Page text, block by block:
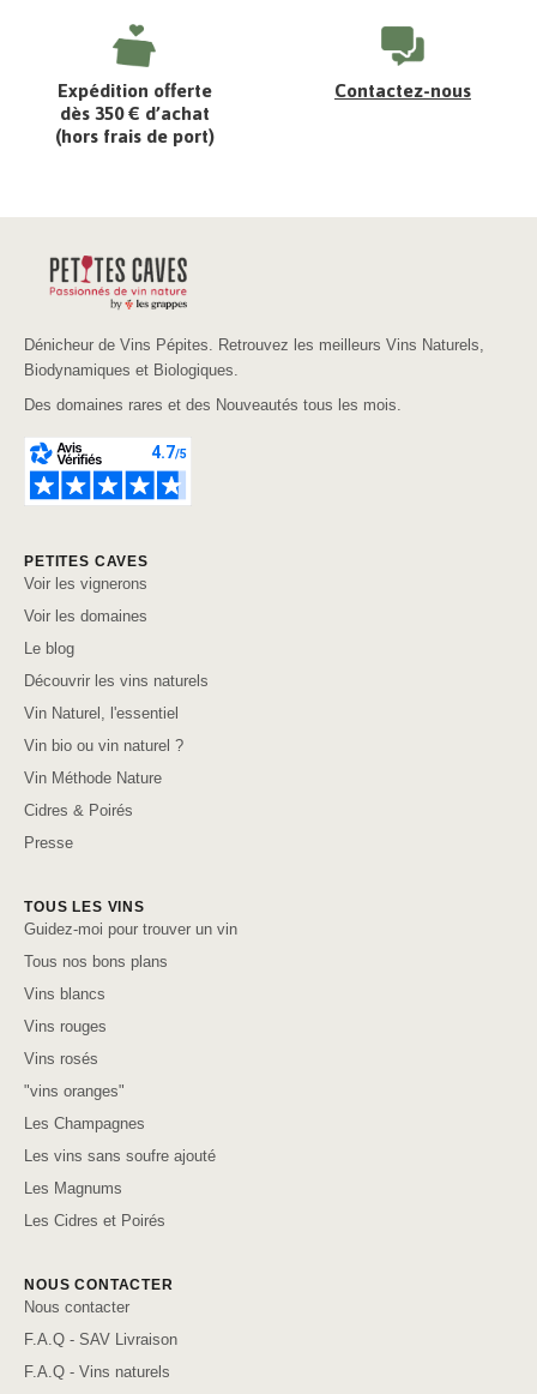
Expédition offerte
dès 350 € d’achat
(hors frais de port)
Contactez-nous
Dénicheur de Vins Pépites. Retrouvez les meilleurs Vins Naturels,
Biodynamiques et Biologiques.
Des domaines rares et des Nouveautés tous les mois.
PETITES CAVES
Voir les vignerons
Voir les domaines
Le blog
Découvrir les vins naturels
Vin Naturel, l'essentiel
Vin bio ou vin naturel ?
Vin Méthode Nature
Cidres & Poirés
Presse
TOUS LES VINS
Guidez-moi pour trouver un vin
Tous nos bons plans
Vins blancs
Vins rouges
Vins rosés
"vins oranges"
Les Champagnes
Les vins sans soufre ajouté
Les Magnums
Les Cidres et Poirés
NOUS CONTACTER
Nous contacter
F.A.Q - SAV Livraison
F.A.Q - Vins naturels